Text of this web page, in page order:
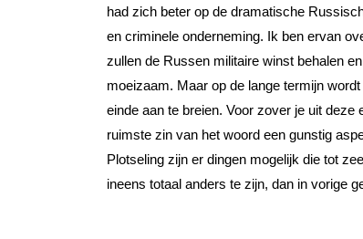
had zich beter op de dramatische
en criminele onderneming. Ik ben ervan
zullen de Russen militaire winst behalen
moeizaam. Maar op de lange termijn
einde aan te breien. Voor zover je uit
ruimste zin van het woord een gunstig
Plotseling zijn er dingen mogelijk die tot
ineens totaal anders te zijn, dan in vorige